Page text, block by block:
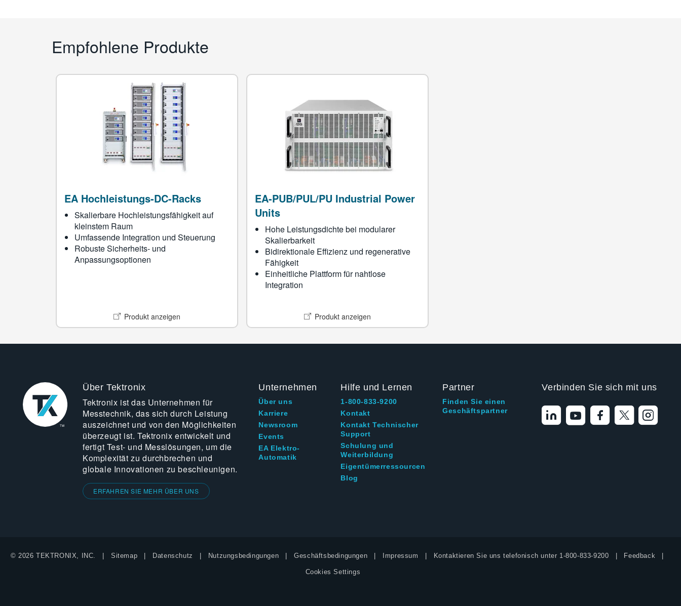
Empfohlene Produkte
EA Hochleistungs-DC-Racks
Skalierbare Hochleistungsfähigkeit auf
kleinstem Raum
Umfassende Integration und Steuerung
Robuste Sicherheits- und
Anpassungsoptionen
Produkt anzeigen
EA-PUB/PUL/PU Industrial Power
Units
Hohe Leistungsdichte bei modularer
Skalierbarkeit
Bidirektionale Effizienz und regenerative
Fähigkeit
Einheitliche Plattform für nahtlose
Integration
Produkt anzeigen
Über Tektronix
Tektronix ist das Unternehmen für
Messtechnik, das sich durch Leistung
auszeichnet und von den Möglichkeiten
überzeugt ist. Tektronix entwickelt und
fertigt Test- und Messlösungen, um die
Komplexität zu durchbrechen und
globale Innovationen zu beschleunigen.
ERFAHREN SIE MEHR ÜBER UNS
Unternehmen
Über uns
Karriere
Newsroom
Events
EA Elektro-
Automatik
Hilfe und Lernen
1-800-833-9200
Kontakt
Kontakt Technischer
Support
Schulung und
Weiterbildung
Eigentümerressourcen
Blog
Partner
Finden Sie einen
Geschäftspartner
Verbinden Sie sich mit uns
© 2026 TEKTRONIX, INC. Sitemap Datenschutz Nutzungsbedingungen Geschäftsbedingungen Impressum Kontaktieren Sie uns telefonisch unter 1-800-833-9200 Feedback
Cookies Settings